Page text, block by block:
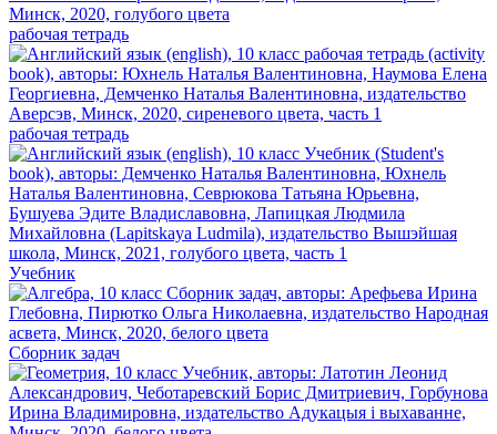
рабочая тетрадь
рабочая тетрадь
Учебник
Сборник задач